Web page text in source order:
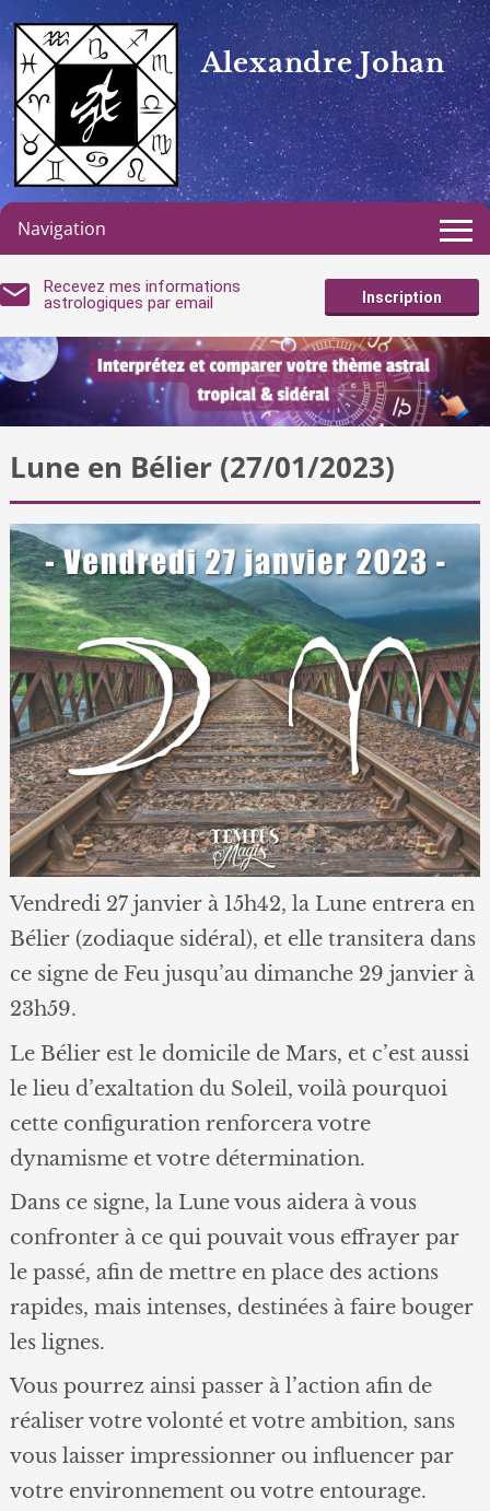
Alexandre Johan
Navigation
Recevez mes informations
astrologiques par email
Inscription
Lune en Bélier (27/01/2023)
Vendredi 27 janvier à 15h42, la Lune entrera en
Bélier (zodiaque sidéral), et elle transitera dans
ce signe de Feu jusqu’au dimanche 29 janvier à
23h59.
Le Bélier est le domicile de Mars, et c’est aussi
le lieu d’exaltation du Soleil, voilà pourquoi
cette configuration renforcera votre
dynamisme et votre détermination.
Dans ce signe, la Lune vous aidera à vous
confronter à ce qui pouvait vous effrayer par
le passé, afin de mettre en place des actions
rapides, mais intenses, destinées à faire bouger
les lignes.
Vous pourrez ainsi passer à l’action afin de
réaliser votre volonté et votre ambition, sans
vous laisser impressionner ou influencer par
votre environnement ou votre entourage.